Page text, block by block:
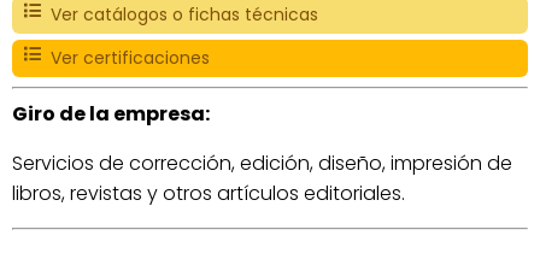
Ver catálogos o fichas técnicas
Ver certificaciones
Giro de la empresa:
Servicios de corrección, edición, diseño, impresión de
libros, revistas y otros artículos editoriales.